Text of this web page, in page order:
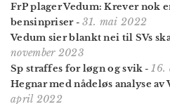
FrP plager Vedum: Krever nok
bensinpriser- 31. mai 2022
Vedum sier blankt nei til SVs
november 2023
Sp straffes for løgn og svik -16.
Hegnar med nådeløs analyse
april 2022